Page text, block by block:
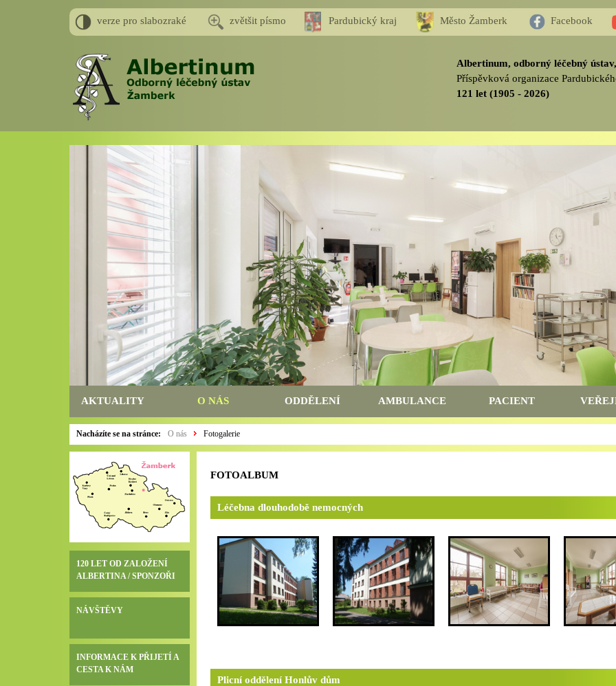
verze pro slabozraké zvětšit písmo Pardubický kraj Město Žamberk Facebook
Albertinum, odborný léčebný
Příspěvková organizace
121 let (1905 - 2026)
AKTUALITY O NÁS ODDĚLENÍ AMBULANCE PACIENT
Nacházíte se na stránce: O nás Fotogalerie
120 LET OD ZALOŽENÍ
ALBERTINA / SPONZOŘI
NÁVŠTĚVY
INFORMACE K PŘIJETÍ A
CESTA K NÁM
FOTOALBUM
Léčebna dlouhodobě nemocných
Plicní oddělení Honlův dům